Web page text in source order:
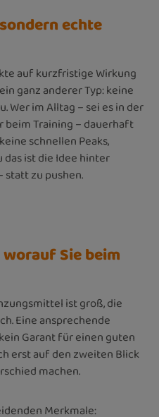
echte
auf kurzfristige Wirkung
ganz anderer Typ: keine
Wer im Alltag – sei es in der
beim Training – dauerhaft
schnellen Peaks,
das ist die Idee hinter
statt zu pushen.
Sie beim
ist groß, die
Eine ansprechende
Garant für einen guten
erst auf den zweiten Blick
machen.
Merkmale: